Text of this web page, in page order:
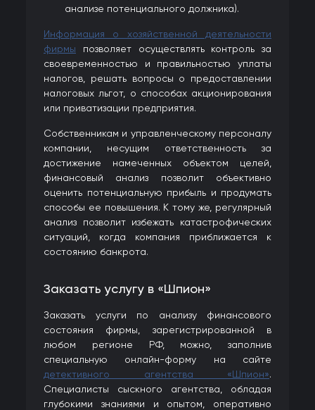
анализе потенциального должника).
Информация о хозяйственной деятельности
фирмы позволяет осуществлять контроль за
своевременностью и правильностью уплаты
налогов, решать вопросы о предоставлении
налоговых льгот, о способах акционирования
или приватизации предприятия.
Собственникам и управленческому персоналу
компании, несущим ответственность за
достижение намеченных объектом целей,
финансовый анализ позволит объективно
оценить потенциальную прибыль и продумать
способы ее повышения. К тому же, регулярный
анализ позволит избежать катастрофических
ситуаций, когда компания приближается к
состоянию банкрота.
Заказать услугу в «Шпион»
Заказать услуги по анализу финансового
состояния фирмы, зарегистрированной в
любом регионе РФ, можно, заполнив
специальную онлайн-форму на сайте
детективного агентства «Шпион».
Специалисты сыскного агентства, обладая
глубокими знаниями и опытом, оперативно